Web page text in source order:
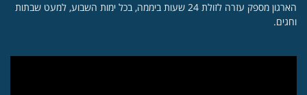
הארגון מספק עזרה לזולת 24 שעות ביממה, בכל ימות השבוע, למעט שבתות
וחגים.